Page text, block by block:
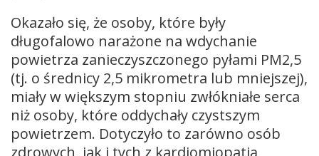
Okazało się, że osoby, które były
długofalowo narażone na wdychanie
powietrza zanieczyszczonego pyłami PM2,5
(tj. o średnicy 2,5 mikrometra lub mniejszej),
miały w większym stopniu zwłókniałe serca
niż osoby, które oddychały czystszym
powietrzem. Dotyczyło to zarówno osób
zdrowych, jak i tych z kardiomiopatią